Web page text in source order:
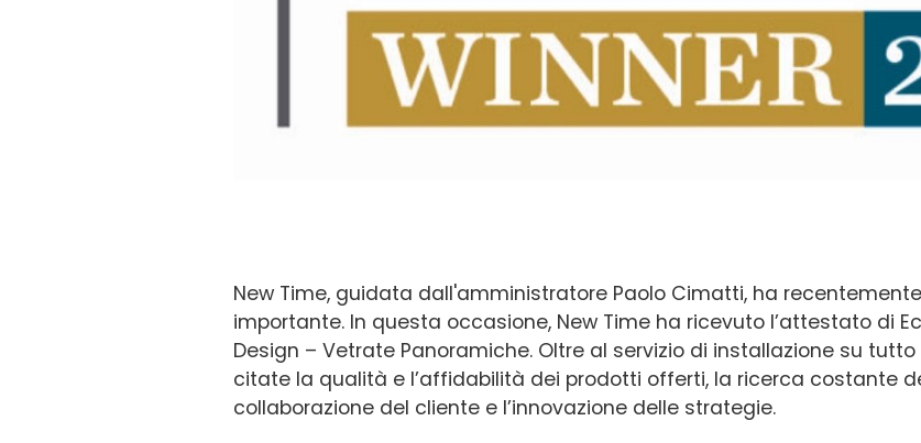
New Time, guidata dall'amministratore Paolo Cimatti, ha
importante. In questa occasione, New Time ha ricevuto l’attestato di
Design – Vetrate Panoramiche. Oltre al servizio di installazione su
citate la qualità e l’affidabilità dei prodotti offerti, la ricerca costante
collaborazione del cliente e l’innovazione delle strategie.